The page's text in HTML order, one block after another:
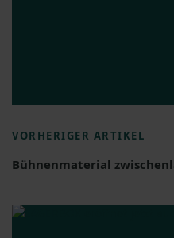
VORHERIGER ARTIKEL
Bühnenmaterial